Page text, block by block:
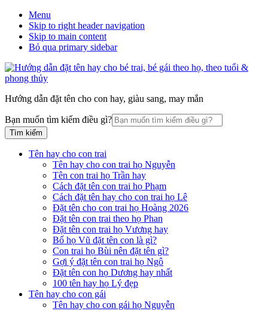
Menu
Skip to right header navigation
Skip to main content
Bỏ qua primary sidebar
Hướng dẫn đặt tên cho con hay, giàu sang, may mắn
Bạn muốn tìm kiếm điều gì?
Tên hay cho con trai
Tên hay cho con trai họ Nguyễn
Tên con trai họ Trần hay
Cách đặt tên con trai họ Phạm
Cách đặt tên hay cho con trai họ Lê
Đặt tên cho con trai họ Hoàng 2026
Đặt tên con trai theo họ Phan
Đặt tên con trai họ Vương hay
Bố họ Vũ đặt tên con là gì?
Con trai họ Bùi nên đặt tên gì?
Gợi ý đặt tên con trai họ Ngô
Đặt tên con họ Dương hay nhất
100 tên hay họ Lý đẹp
Tên hay cho con gái
Tên hay cho con gái họ Nguyễn